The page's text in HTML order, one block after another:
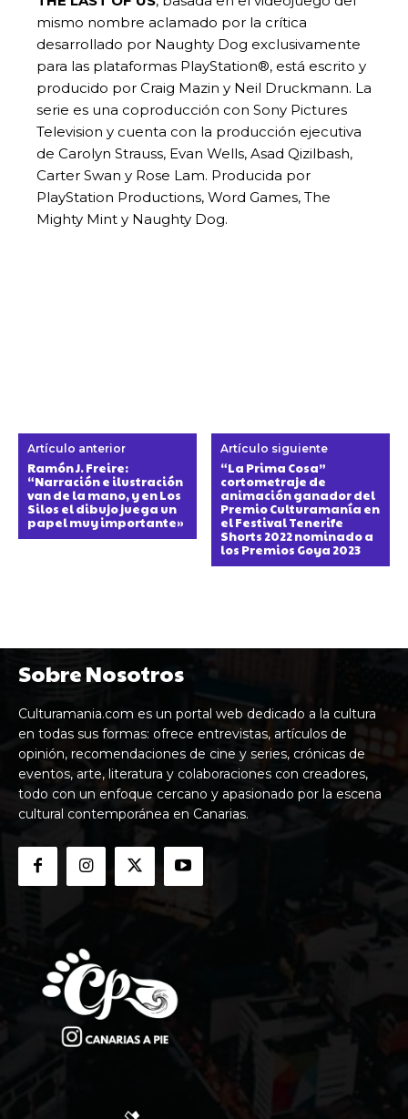
mismo nombre aclamado por la crítica
desarrollado por Naughty Dog exclusivamente
para las plataformas PlayStation®, está escrito y
producido por Craig Mazin y Neil Druckmann. La
serie es una coproducción con Sony Pictures
Television y cuenta con la producción ejecutiva
de Carolyn Strauss, Evan Wells, Asad Qizilbash,
Carter Swan y Rose Lam. Producida por
PlayStation Productions, Word Games, The
Mighty Mint y Naughty Dog.
Artículo anterior
Ramón J. Freire:
“Narración e ilustración
van de la mano, y en Los
Silos el dibujo juega un
papel muy importante»
Artículo siguiente
“La Prima Cosa”
cortometraje de
animación ganador del
Premio Culturamanía en
el Festival Tenerife
Shorts 2022 nominado a
los Premios Goya 2023
Sobre Nosotros
Culturamania.com es un portal web dedicado a la cultura
en todas sus formas: ofrece entrevistas, artículos de
opinión, recomendaciones de cine y series, crónicas de
eventos, arte, literatura y colaboraciones con creadores,
todo con un enfoque cercano y apasionado por la escena
cultural contemporánea en Canarias.